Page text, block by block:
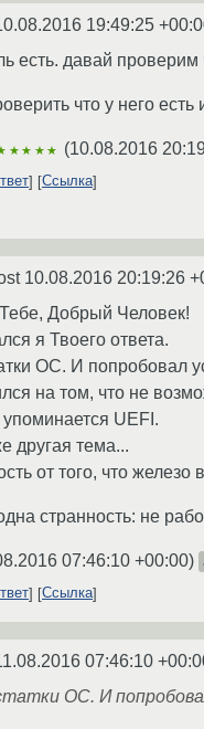
19:49:25
есть. давай
что у него
(10.08.2016
Ссылка
10.08.2016 20:19:26
Добрый Человек!
я Твоего ответа.
ОС. И попробовал
на том, что не
UEFI.
другая тема...
от того, что
странность: не
07:46:10 +00:00)
Ссылка
07:46:10
ОС. И